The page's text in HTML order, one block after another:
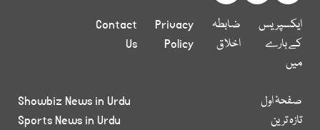
ایکسپریس
کے بارے
میں
ضابطہ
اخلاق
Privacy
Policy
Contact
Us
صفحۂ اول
تازہ ترین
Showbiz News in Urdu
Sports News in Urdu